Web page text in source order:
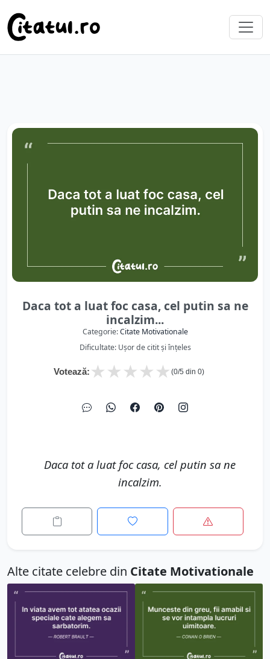
Daca tot a luat foc casa, cel putin sa ne
incalzim...
Categorie:Citate Motivationale
Dificultate: Ușor de citit și înțeles
Votează: ★
★
★
★
★ (0/5 din 0)
Daca tot a luat foc casa, cel putin sa ne
incalzim.
Alte citate celebre din Citate Motivationale